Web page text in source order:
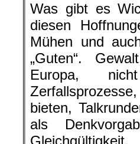
Was gibt es
diesen
Mühen und
„Guten“.
Europa,
bieten,
als